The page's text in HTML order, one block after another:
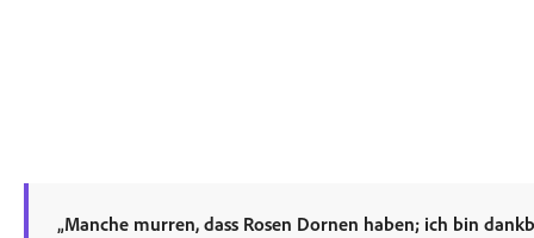
„Manche murren, dass Rosen Dornen haben; ich bin